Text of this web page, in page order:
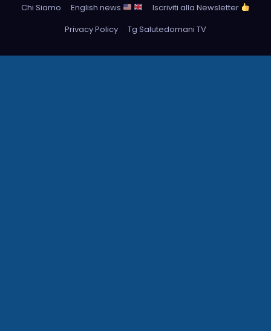
Chi Siamo
English news
Iscriviti alla Newsletter
Privacy Policy
Tg Salutedomani TV